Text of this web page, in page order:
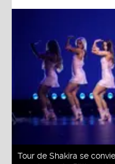
Tour de Shakira se